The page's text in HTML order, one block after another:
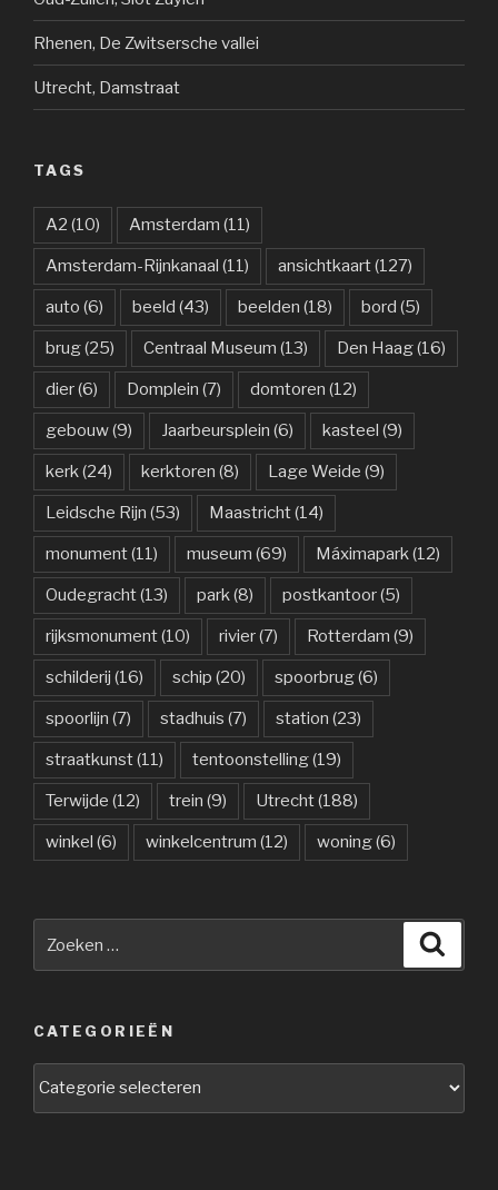
Rhenen, De Zwitsersche vallei
Utrecht, Damstraat
TAGS
A2 (10) Amsterdam (11)
Amsterdam-Rijnkanaal (11) ansichtkaart(127)
auto (6) beeld (43) beelden (18) bord (5)
brug(25) Centraal Museum (13) Den Haag(16)
dier(6) Domplein (7) domtoren (12)
gebouw(9) Jaarbeursplein (6) kasteel (9)
kerk(24) kerktoren (8) Lage Weide (9)
Leidsche Rijn (53) Maastricht(14)
monument(11) museum (69) Máximapark(12)
Oudegracht(13) park(8) postkantoor(5)
rijksmonument(10) rivier(7) Rotterdam (9)
schilderij (16) schip (20) spoorbrug(6)
spoorlijn (7) stadhuis (7) station (23)
straatkunst(11) tentoonstelling(19)
Terwijde (12) trein (9) Utrecht(188)
winkel (6) winkelcentrum (12) woning(6)
naar:
CATEGORIEËN